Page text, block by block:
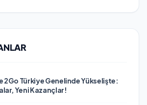
2Go Türkiye Genelinde Yükselişte:
Yeni Kazançlar!